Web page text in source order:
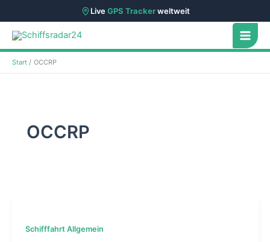
LiveGPS Trackerweltweit
Zum
Inhalt
springen
Start OCCRP
OCCRP
Schifffahrt Allgemein